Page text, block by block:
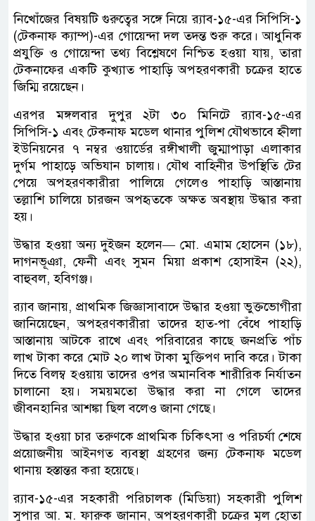
নিখোঁজের বিষয়টি গুরুত্বের সঙ্গে নিয়ে র‌্যাব-১৫-এর সিপিসি-১
(টেকনাফ ক্যাম্প)-এর গোয়েন্দা দল তদন্ত শুরু করে। আধুনিক
প্রযুক্তি ও গোয়েন্দা তথ্য বিশ্লেষণে নিশ্চিত হওয়া যায়, তারা
টেকনাফের একটি কুখ্যাত পাহাড়ি অপহরণকারী চক্রের হাতে
জিম্মি রয়েছেন।
এরপর মঙ্গলবার দুপুর ২টা ৩০ মিনিটে র‌্যাব-১৫-এর
সিপিসি-১ এবং টেকনাফ মডেল থানার পুলিশ যৌথভাবে হ্নীলা
ইউনিয়নের ৭ নম্বর ওয়ার্ডের রঙ্গীখালী জুম্মাপাড়া এলাকার
দুর্গম পাহাড়ে অভিযান চালায়। যৌথ বাহিনীর উপস্থিতি টের
পেয়ে অপহরণকারীরা পালিয়ে গেলেও পাহাড়ি আস্তানায়
তল্লাশি চালিয়ে চারজন অপহৃতকে অক্ষত অবস্থায় উদ্ধার করা
হয়।
উদ্ধার হওয়া অন্য দুইজন হলেন— মো. এমাম হোসেন (১৮),
দাগনভূঞা, ফেনী এবং সুমন মিয়া প্রকাশ হোসাইন (২২),
বাহুবল, হবিগঞ্জ।
র‌্যাব জানায়, প্রাথমিক জিজ্ঞাসাবাদে উদ্ধার হওয়া ভুক্তভোগীরা
জানিয়েছেন, অপহরণকারীরা তাদের হাত-পা বেঁধে পাহাড়ি
আস্তানায় আটকে রাখে এবং পরিবারের কাছে জনপ্রতি পাঁচ
লাখ টাকা করে মোট ২০ লাখ টাকা মুক্তিপণ দাবি করে। টাকা
দিতে বিলম্ব হওয়ায় তাদের ওপর অমানবিক শারীরিক নির্যাতন
চালানো হয়। সময়মতো উদ্ধার করা না গেলে তাদের
জীবনহানির আশঙ্কা ছিল বলেও জানা গেছে।
উদ্ধার হওয়া চার তরুণকে প্রাথমিক চিকিৎসা ও পরিচর্যা শেষে
প্রয়োজনীয় আইনগত ব্যবস্থা গ্রহণের জন্য টেকনাফ মডেল
থানায় হস্তান্তর করা হয়েছে।
র‌্যাব-১৫-এর সহকারী পরিচালক (মিডিয়া) সহকারী পুলিশ
সুপার আ. ম. ফারুক জানান, অপহরণকারী চক্রের মূল হোতা